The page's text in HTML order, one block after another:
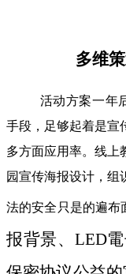
多维
活动方案一年
手段，足够起着是宣
多方面应用率。线上
园宣传海报设计，组
法的安全只是的遍布
报背景、LED